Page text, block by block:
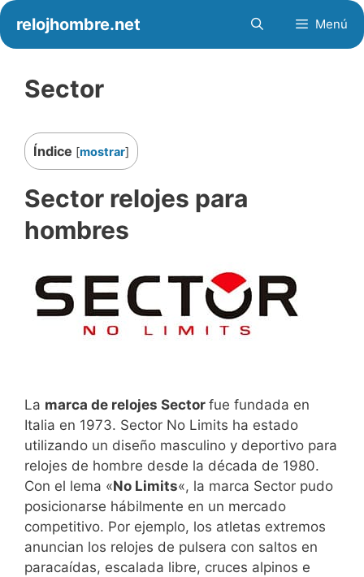
Saltar
al
contenido
relojhombre.net Menú
Sector
Índice [mostrar]
Sector relojes para
hombres
La marca de relojes Sector fue fundada en
Italia en 1973. Sector No Limits ha estado
utilizando un diseño masculino y deportivo para
relojes de hombre desde la década de 1980.
Con el lema «No Limits«, la marca Sector pudo
posicionarse hábilmente en un mercado
competitivo. Por ejemplo, los atletas extremos
anuncian los relojes de pulsera con saltos en
paracaídas, escalada libre, cruces alpinos e